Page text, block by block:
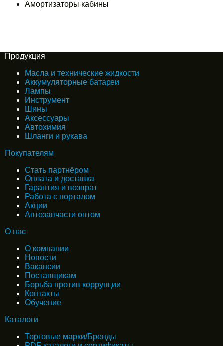
Амортизаторы кабины
Продукция
Масла и технические жидкости
Аккумуляторные батареи
Лампы
Инструмент
Шины
Аксессуары
Автохимия
Шланги и рукава
Покупателям
Стать партнёром
Оплата и доставка
Гарантия и возврат
Работа с порталом
Акции
Автозапчасти оптом
О нас
О компании
Новости
Вакансии
Поставщикам
Борьба против коррупции
Контакты
Обучение
Каталоги
Торговые марки/Бренды